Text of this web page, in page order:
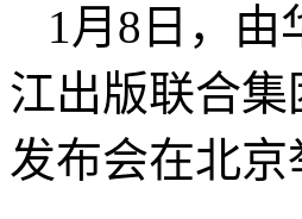
1月8日，由
江出版联合
发布会在北